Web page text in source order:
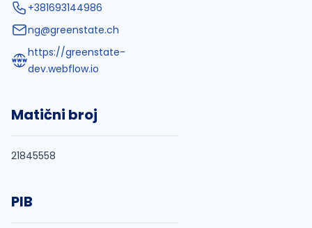
+381693144986
ng@greenstate.ch
https://greenstate-
dev.webflow.io
Matični broj
21845558
PIB